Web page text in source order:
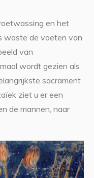
en het
waste de voeten van
van
wordt gezien als
sacrament
ziet u er een
de mannen, naar